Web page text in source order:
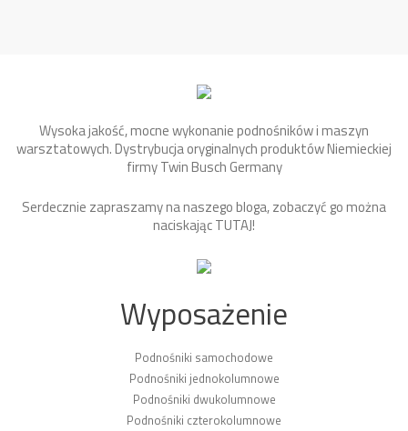
Wysoka jakość, mocne wykonanie podnośników i maszyn
warsztatowych. Dystrybucja oryginalnych produktów Niemieckiej
firmy Twin Busch Germany
Serdecznie zapraszamy na naszego bloga, zobaczyć go można
naciskającTUTAJ!
Wyposażenie
Podnośniki samochodowe
Podnośniki jednokolumnowe
Podnośniki dwukolumnowe
Podnośniki czterokolumnowe